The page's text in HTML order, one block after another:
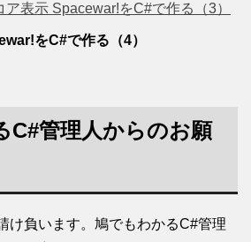
ア表示 Spacewar!をC#で作る（3）
をC#で作る（4）
C#管理人からのお願
け負います。鳩でもわかるC#管理